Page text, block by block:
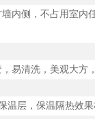
内侧，不占用室内
易清洗，美观大方
温层，保温隔热效果